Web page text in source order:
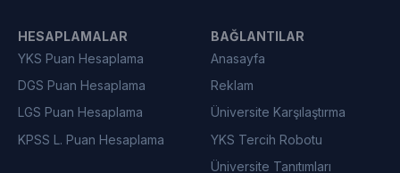
HESAPLAMALAR
YKS Puan Hesaplama
DGS Puan Hesaplama
LGS Puan Hesaplama
KPSS L. Puan Hesaplama
BAĞLANTILAR
Anasayfa
Reklam
Üniversite Karşılaştırma
YKS Tercih Robotu
Üniversite Tanıtımları